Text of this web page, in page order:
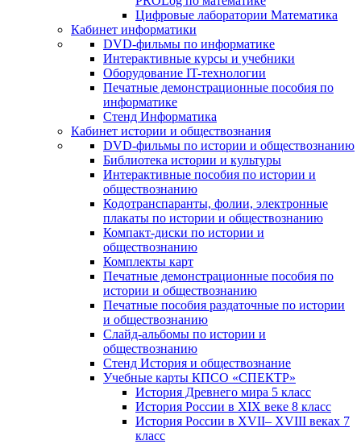
Цифровые лаборатории Математика
Кабинет информатики
DVD-фильмы по информатике
Интерактивные курсы и учебники
Оборудование IT-технологии
Печатные демонстрационные пособия по
информатике
Стенд Информатика
Кабинет истории и обществознания
DVD-фильмы по истории и обществознанию
Библиотека истории и культуры
Интерактивные пособия по истории и
обществознанию
Кодотранспаранты, фолии, электронные
плакаты по истории и обществознанию
Компакт-диски по истории и
обществознанию
Комплекты карт
Печатные демонстрационные пособия по
истории и обществознанию
Печатные пособия раздаточные по истории
и обществознанию
Слайд-альбомы по истории и
обществознанию
Стенд История и обществознание
Учебные карты КПСО «СПЕКТР»
История Древнего мира 5 класс
История России в XIX веке 8 класс
История России в XVII– XVIII веках 7
класс